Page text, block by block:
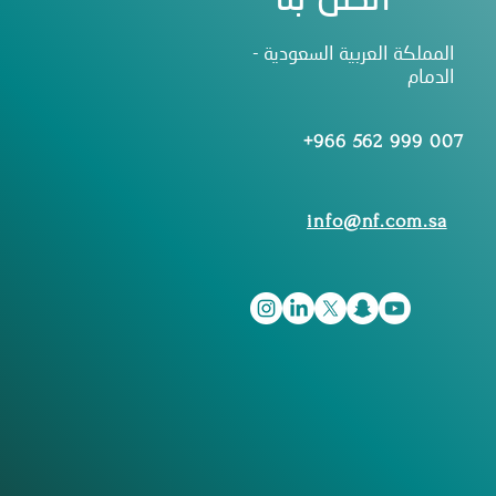
المملكة العربية السعودية -
الدمام
+966 562 999 007
info@nf.com.sa